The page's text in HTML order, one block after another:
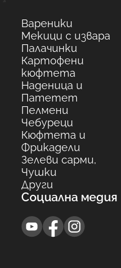
Вареники
Мекици с извара
Палачинки
Картофени
кюфтета
Наденица и
Патетет
Пелмени
Чебуреци
Кюфтета и
Фрикадели
Зелеви сарми,
Чушки
Други
Социална медия